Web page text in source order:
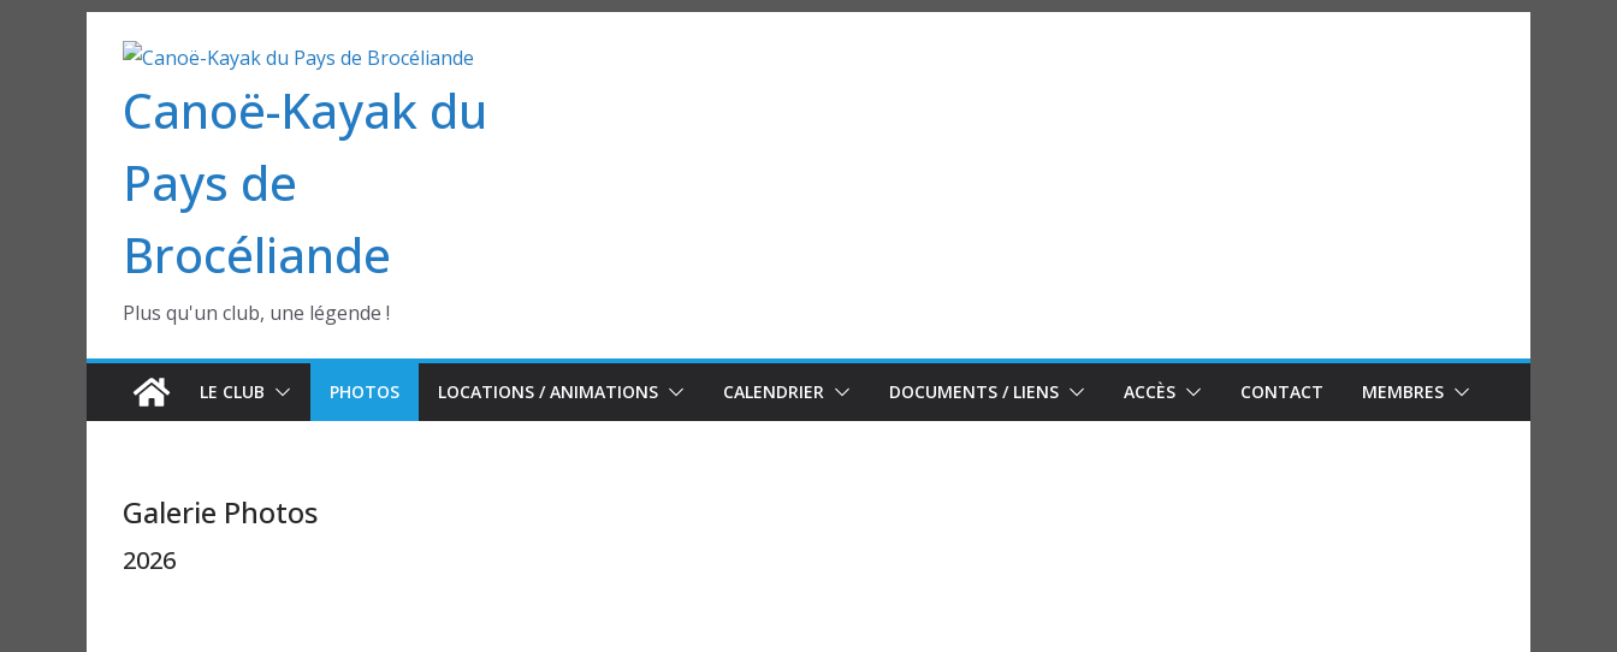
contenuCanoë-Kayak du
Pays de
Brocéliande
Plus qu'un club, une légende !
LE CLUB PHOTOS LOCATIONS / ANIMATIONS CALENDRIER DOCUMENTS / LIENS ACCÈS CONTACT MEMBRES
Galerie Photos
2026